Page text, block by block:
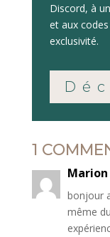
Discord, à
et aux
exclusivité.
1
Marion
bonjour
même